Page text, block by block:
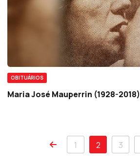
OBITUÁRIOS
Maria José Mauperrin (1928-2018)
1 2 3